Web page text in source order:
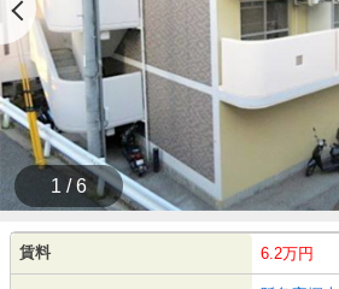
1 / 6
賃料 6.2万円